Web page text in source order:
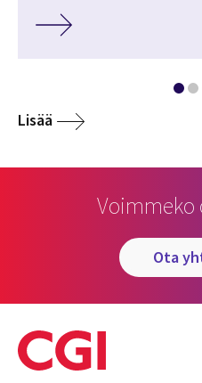
Lisää
Voimmeko
ota